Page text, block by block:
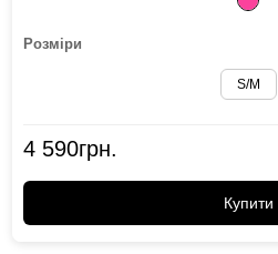
Розміри
S/M
4 590грн.
Купити